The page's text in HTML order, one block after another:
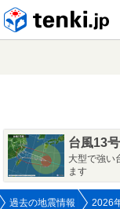
台風13
大型で強い
ます
過去の地震情報 2026